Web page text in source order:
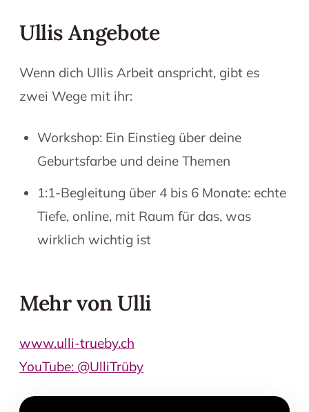
Ullis Angebote
Wenn dich Ullis Arbeit anspricht, gibt es
zwei Wege mit ihr:
Workshop: Ein Einstieg über deine
Geburtsfarbe und deine Themen
1:1-Begleitung über 4 bis 6 Monate: echte
Tiefe, online, mit Raum für das, was
wirklich wichtig ist
Mehr von Ulli
www.ulli-trueby.ch
YouTube: @UlliTrüby